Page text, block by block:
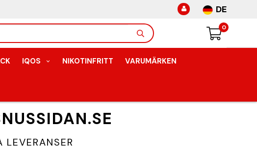
DE
0
IQOS NIKOTINFRITT VARUMÄRKEN
LEVERANSER